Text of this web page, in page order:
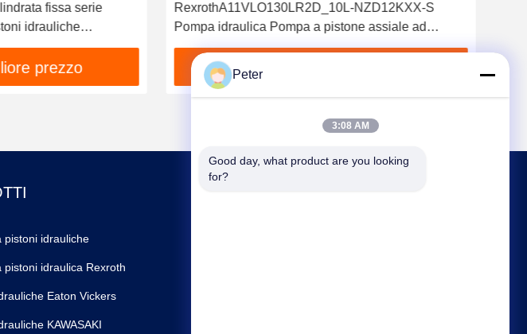
fissa serie
idrauliche
pompa idraulica
A4FO28
prezzo
RexrothA11VLO130LR2D_10L-NZD12KXX-S
Pompa idraulica Pompa a pistone assiale ad
spostamento variabile altamente affidabile
R902037088Ottenga il migliore prezzo
pistoni idrauliche
pistoni idraulica Rexroth
Eaton Vickers
KAWASAKI
Peter
3:08 AM
Good day, what product are you looking
for?